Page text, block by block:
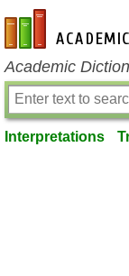
en-academic.com
Academic
Interpretations